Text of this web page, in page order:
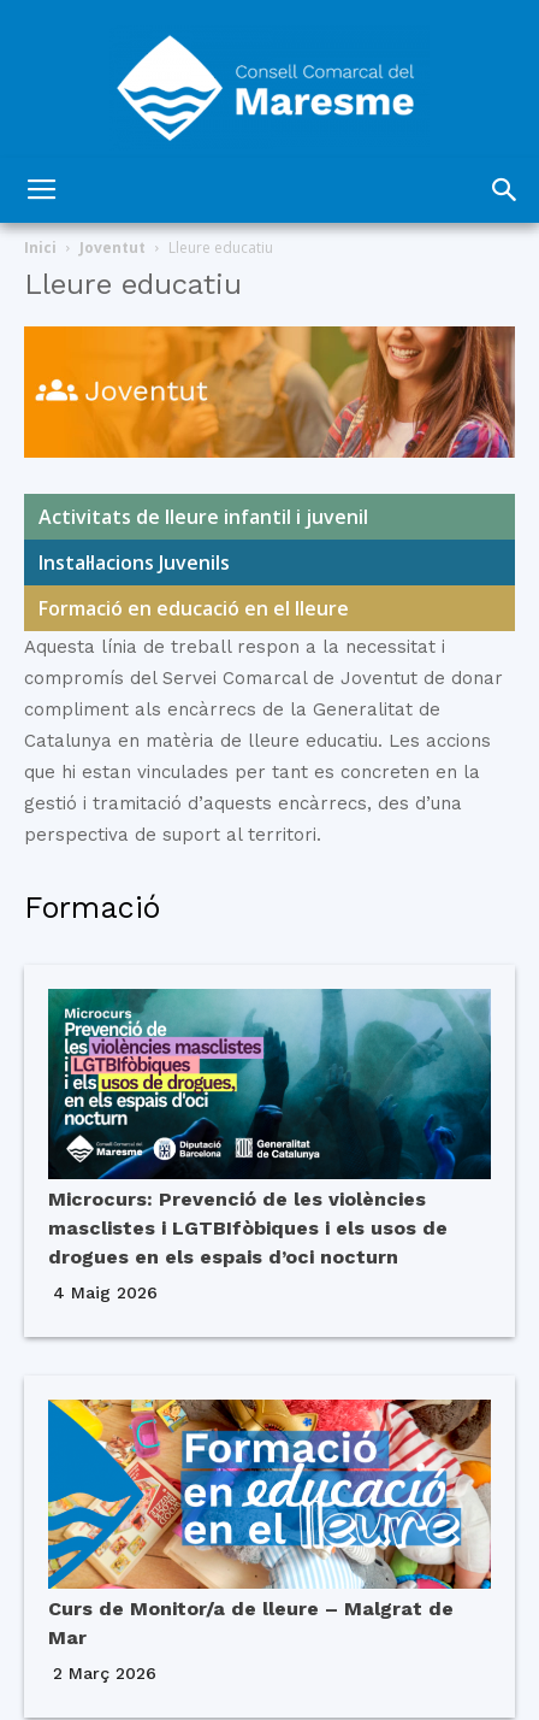
Maresme
Inici Joventut Lleure educatiu
Lleure educatiu
Activitats de lleure infantil i juvenil
Instal·lacions Juvenils
Formació en educació en el lleure
Aquesta línia de treball respon a la necessitat i
compromís del Servei Comarcal de Joventut de donar
compliment als encàrrecs de la Generalitat de
Catalunya en matèria de lleure educatiu. Les accions
que hi estan vinculades per tant es concreten en la
gestió i tramitació d’aquests encàrrecs, des d’una
perspectiva de suport al territori.
Formació
Microcurs: Prevenció de les violències
masclistes i LGTBIfòbiques i els usos de
drogues en els espais d’oci nocturn
4 Maig 2026
Curs de Monitor/a de lleure – Malgrat de
Mar
2 Març 2026